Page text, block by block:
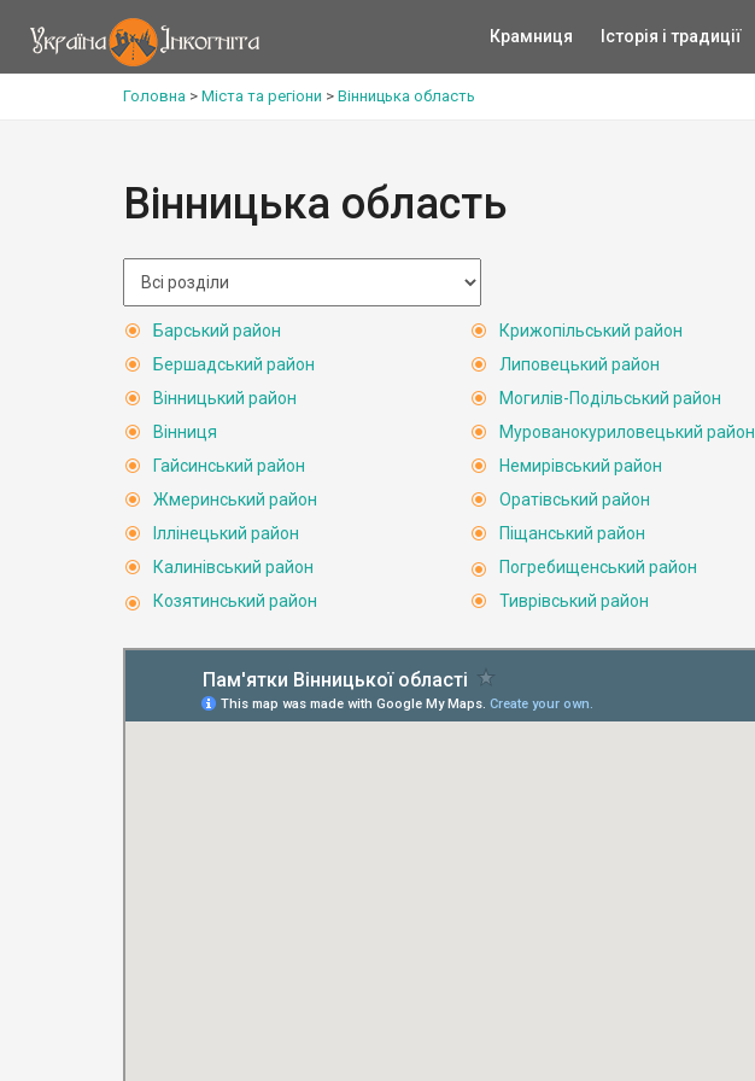
Крамниця Історія і традиції
Головна > Міста та регіони > Вінницька область
Вінницька область
Барський район
Бершадський район
Вінницький район
Вінниця
Гайсинський район
Жмеринський район
Іллінецький район
Калинівський район
Козятинський район
Крижопільський район
Липовецький район
Могилів-Подільський район
Мурованокуриловецький район
Немирівський район
Оратівський район
Піщанський район
Погребищенський район
Тиврівський район